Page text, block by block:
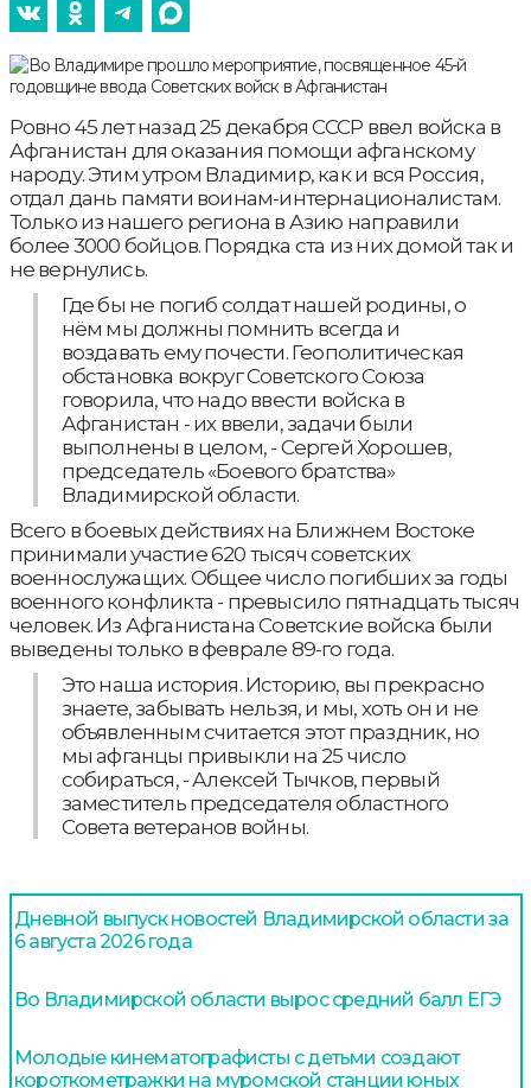
Ровно 45 лет назад 25 декабря СССР ввел войска в
Афганистан для оказания помощи афганскому
народу. Этим утром Владимир, как и вся Россия,
отдал дань памяти воинам-интернационалистам.
Только из нашего региона в Азию направили
более 3000 бойцов. Порядка ста из них домой так и
не вернулись.
Где бы не погиб солдат нашей родины, о
нём мы должны помнить всегда и
воздавать ему почести. Геополитическая
обстановка вокруг Советского Союза
говорила, что надо ввести войска в
Афганистан - их ввели, задачи были
выполнены в целом, - Сергей Хорошев,
председатель «Боевого братства»
Владимирской области.
Всего в боевых действиях на Ближнем Востоке
принимали участие 620 тысяч советских
военнослужащих. Общее число погибших за годы
военного конфликта - превысило пятнадцать тысяч
человек. Из Афганистана Советские войска были
выведены только в феврале 89-го года.
Это наша история. Историю, вы прекрасно
знаете, забывать нельзя, и мы, хоть он и не
объявленным считается этот праздник, но
мы афганцы привыкли на 25 число
собираться, - Алексей Тычков, первый
заместитель председателя областного
Совета ветеранов войны.
Дневной выпуск новостей Владимирской области за
6 августа 2026 года
Во Владимирской области вырос средний балл ЕГЭ
Молодые кинематографисты с детьми создают
короткометражки на муромской станции юных